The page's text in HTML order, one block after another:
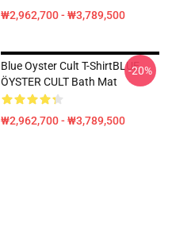
₩2,962,700 - ₩3,789,500
Blue Oyster Cult T-ShirtBLUE
ÖYSTER CULT Bath Mat
₩2,962,700 - ₩3,789,500
-20%